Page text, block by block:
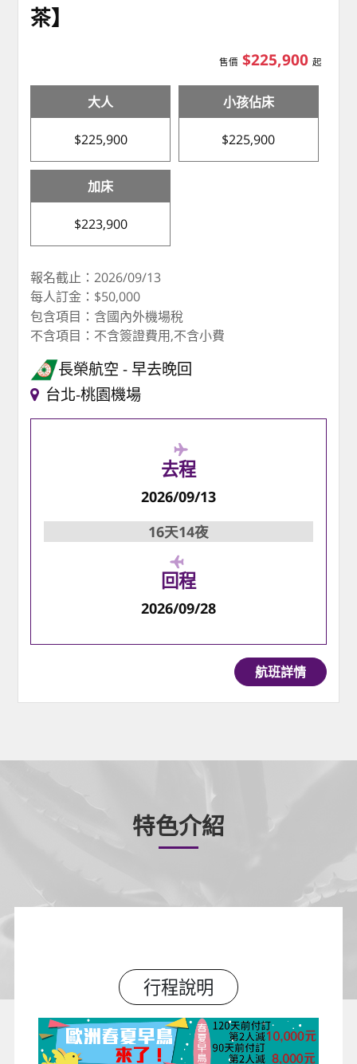
茶】
售價 $225,900 起
大人
$225,900
小孩佔床
$225,900
加床
$223,900
報名截止：2026/09/13
每人訂金：$50,000
包含項目：含國內外機場稅
不含項目：不含簽證費用,不含小費
長榮航空
早去晚回
台北-桃園機場
去程
2026/09/13
16天14夜
回程
2026/09/28
航班詳情
特色介紹
行程說明